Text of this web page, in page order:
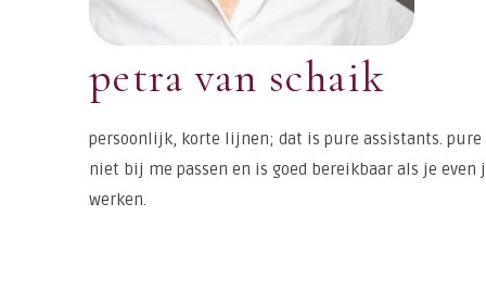
petra van schaik
persoonlijk, korte lijnen; dat is pure assistants. pure
niet bij me passen en is goed bereikbaar als je
werken.